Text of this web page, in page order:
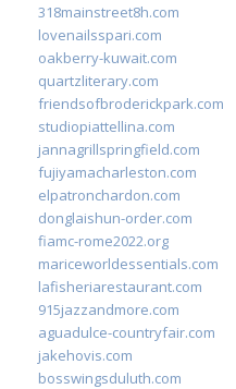
318mainstreet8h.com
lovenailsspari.com
oakberry-kuwait.com
quartzliterary.com
friendsofbroderickpark.com
studiopiattellina.com
jannagrillspringfield.com
fujiyamacharleston.com
elpatronchardon.com
donglaishun-order.com
fiamc-rome2022.org
mariceworldessentials.com
lafisheriarestaurant.com
915jazzandmore.com
aguadulce-countryfair.com
jakehovis.com
bosswingsduluth.com